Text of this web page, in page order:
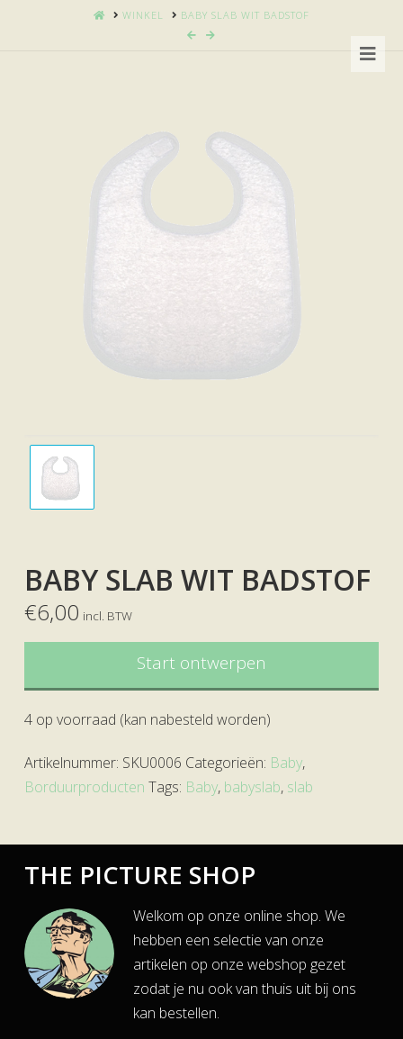
HOMEWINKEL BABY SLAB WIT BADSTOF
BABY SLAB WIT BADSTOF
€6,00 incl. BTW
Start ontwerpen
4 op voorraad (kan nabesteld worden)
Artikelnummer: SKU0006 Categorieën: Baby,
Borduurproducten Tags: Baby, babyslab, slab
THE PICTURE SHOP
Welkom op onze online shop. We
hebben een selectie van onze
artikelen op onze webshop gezet
zodat je nu ook van thuis uit bij ons
kan bestellen.